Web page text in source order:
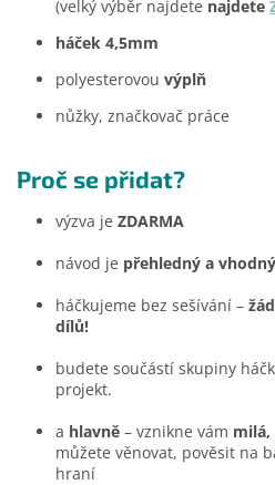
(velký výběr najdete najdete
háček 4,5mm
polyesterovou výplň
nůžky, značkovač práce
Proč se přidat?
výzva je ZDARMA
návod je přehledný a
háčkujeme bez sešívání –
dílů!
budete součástí skupiny
projekt.
a hlavně – vznikne vám milá,
můžete věnovat, pověsit na
hraní